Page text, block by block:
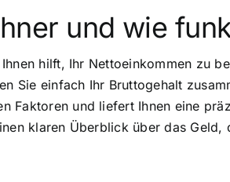
und wie
hilft, Ihr Nettoeinkommen zu
Sie einfach Ihr Bruttogehalt
Faktoren und liefert Ihnen eine
klaren Überblick über das Geld,